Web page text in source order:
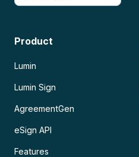
Product
Lumin
Lumin Sign
AgreementGen
eSign API
Features